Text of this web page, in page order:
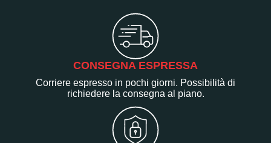
CONSEGNA ESPRESSA
Corriere espresso in pochi giorni. Possibilità di
richiedere la consegna al piano.